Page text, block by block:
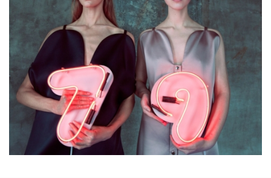
Summer Bread